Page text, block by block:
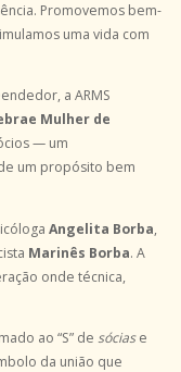
Promovemos bem-
uma vida com
a ARMS
Mulher de
— um
um propósito bem
Angelita Borba,
Marinês Borba. A
onde técnica,
ao “S” de sóciase
da união que